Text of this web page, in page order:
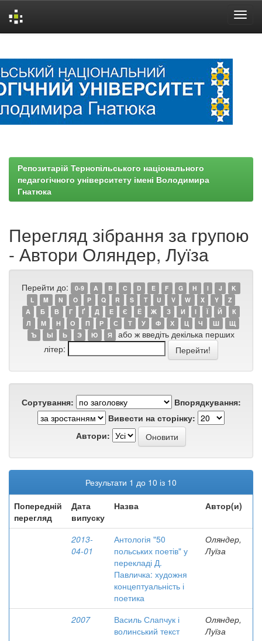
Репозитарій Тернопільського національного
педагогічного університету імені Володимира
Гнатюка
Перегляд зібрання за групою
- Автори Оляндер, Луїза
Перейти до: 0-9 A B C D E F G H I J
K
L
M N O P Q R S T U V W X Y
Z
А
Б В Г Ґ Д Е Є Ё Ж З И І Ї Й
К
Л
М Н О П Р С Т У Ф Х Ц Ч Ш
Щ
Ъ
Ы Ь Э Ю Я
або ж введіть декілька перших
літер:
Сортування:
Впорядкування:
Вивести на сторінку:
Автори:
Результати 1 до 10 із 10
Попередній
перегляд
Дата
випуску
Назва Автор(и)
2013-
04-01
Антологія "50
польських поетів" у
перекладі Д.
Павличка: художня
концептуальність і
поетика
Оляндер,
Луїза
2007
Василь Слапчук і
волинський текст
Оляндер,
Луїза